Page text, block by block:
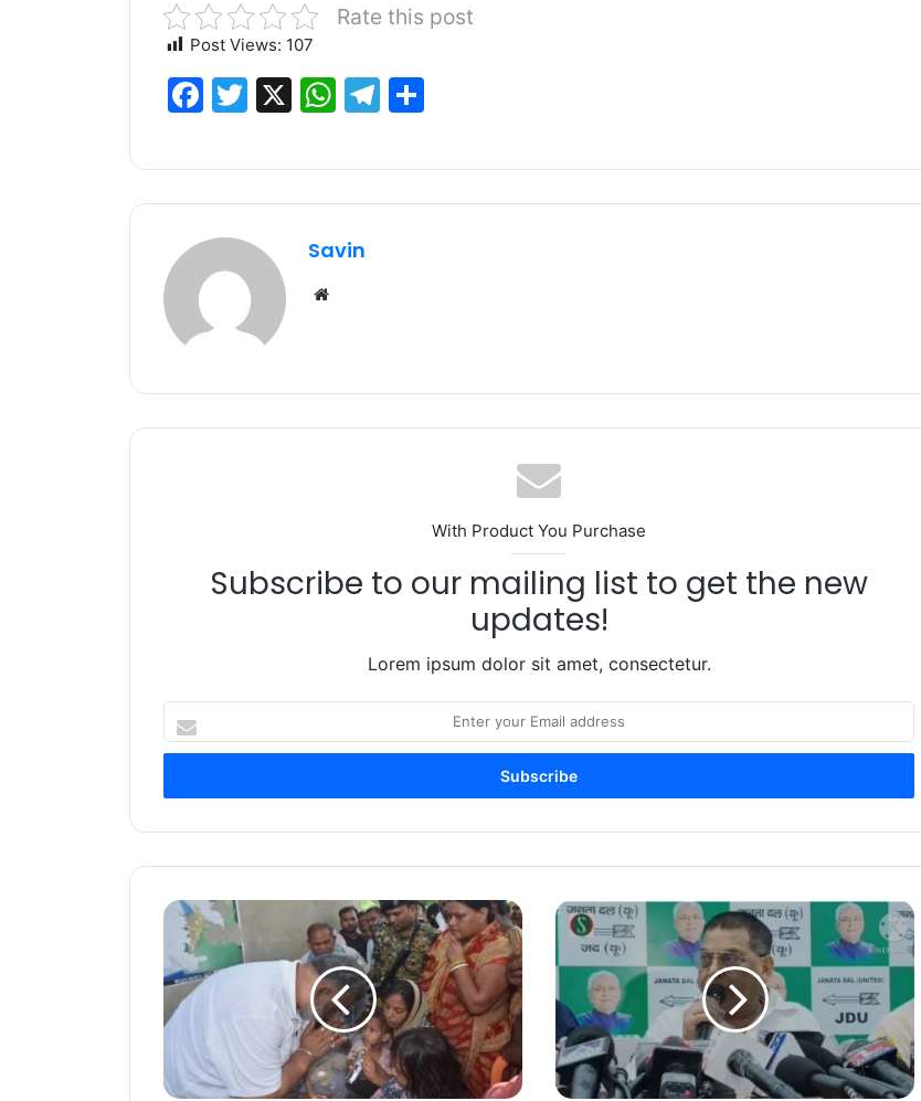
Rate this post
Post Views: 107
F
c
e
b
o
o
k
T
it
te
r
X
W
at
s
A
p
T
e
g
ar
e
Savin
With Product You Purchase
Subscribe to our mailing list to get the new
updates!
Lorem ipsum dolor sit amet, consectetur.
your
address